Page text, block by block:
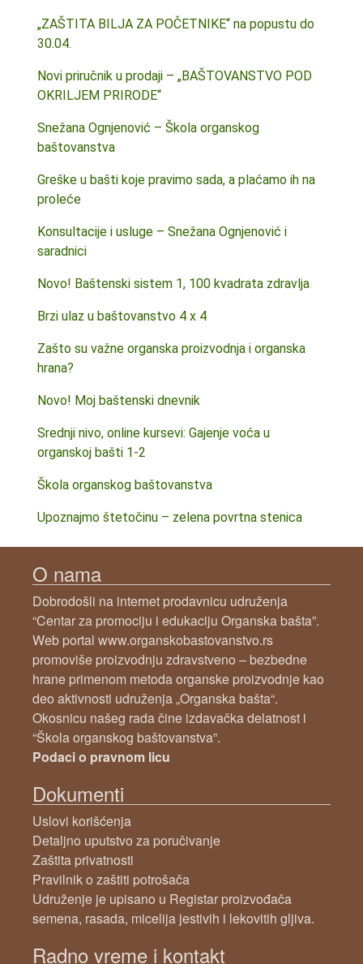
„ZAŠTITA BILJA ZA POČETNIKE“ na popustu do
30.04.
Novi priručnik u prodaji – „BAŠTOVANSTVO POD
OKRILJEM PRIRODE“
Snežana Ognjenović – Škola organskog
baštovanstva
Greške u bašti koje pravimo sada, a plaćamo ih na
proleće
Konsultacije i usluge – Snežana Ognjenović i
saradnici
Novo! Baštenski sistem 1, 100 kvadrata zdravlja
Brzi ulaz u baštovanstvo 4 x 4
Zašto su važne organska proizvodnja i organska
hrana?
Novo! Moj baštenski dnevnik
Srednji nivo, online kursevi: Gajenje voća u
organskoj bašti 1-2
Škola organskog baštovanstva
Upoznajmo štetočinu – zelena povrtna stenica
O nama
Dobrodošli na internet prodavnicu udruženja
“Centar za promociju i edukaciju Organska bašta”.
Web portal www.organskobastovanstvo.rs
promoviše proizvodnju zdravstveno – bezbedne
hrane primenom metoda organske proizvodnje kao
deo aktivnosti udruženja „Organska bašta“.
Okosnicu našeg rada čine izdavačka delatnost i
“Škola organskog baštovanstva”.
Podaci o pravnom licu
Dokumenti
Uslovi korišćenja
Detaljno uputstvo za poručivanje
Zaštita privatnosti
Pravilnik o zaštiti potrošača
Udruženje je upisano u Registar proizvođača
semena, rasada, micelija jestivih i lekovitih gljiva.
Radno vreme i kontakt